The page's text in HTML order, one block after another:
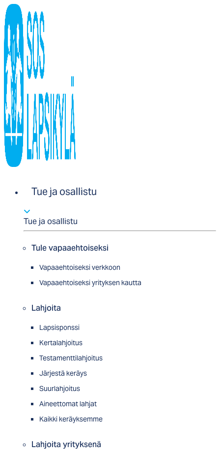
Tue ja osallistu
Tue ja osallistu
Tule vapaaehtoiseksi
Vapaaehtoiseksi verkkoon
Vapaaehtoiseksi yrityksen kautta
Lahjoita
Lapsisponssi
Kertalahjoitus
Testamenttilahjoitus
Järjestä keräys
Suurlahjoitus
Aineettomat lahjat
Kaikki keräyksemme
Lahjoita yrityksenä